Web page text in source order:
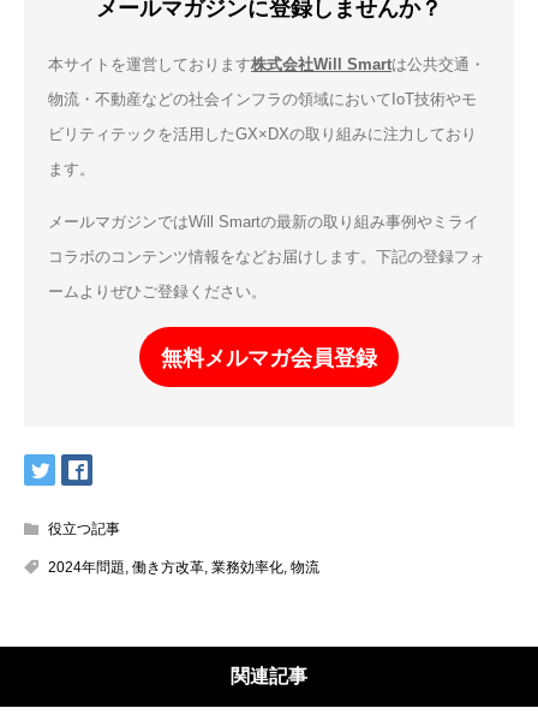
メールマガジンに登録しませんか？
本サイトを運営しております株式会社Will Smartは公共交通・
物流・不動産などの社会インフラの領域においてIoT技術やモ
ビリティテックを活用したGX×DXの取り組みに注力しており
ます。
メールマガジンではWill Smartの最新の取り組み事例やミライ
コラボのコンテンツ情報をなどお届けします。下記の登録フォ
ームよりぜひご登録ください。
無料メルマガ会員登録
役立つ記事
2024年問題, 働き方改革, 業務効率化, 物流
関連記事